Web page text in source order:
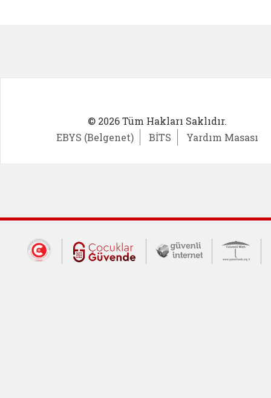
© 2026 Tüm Hakları Saklıdır.
EBYS (Belgenet)
BİTS Yardım Masası
Dış Bağlantılar
Cumhurbaşkanlığı İletişim Merkezi
Çocuklar Güvende (yeni
Güvenli